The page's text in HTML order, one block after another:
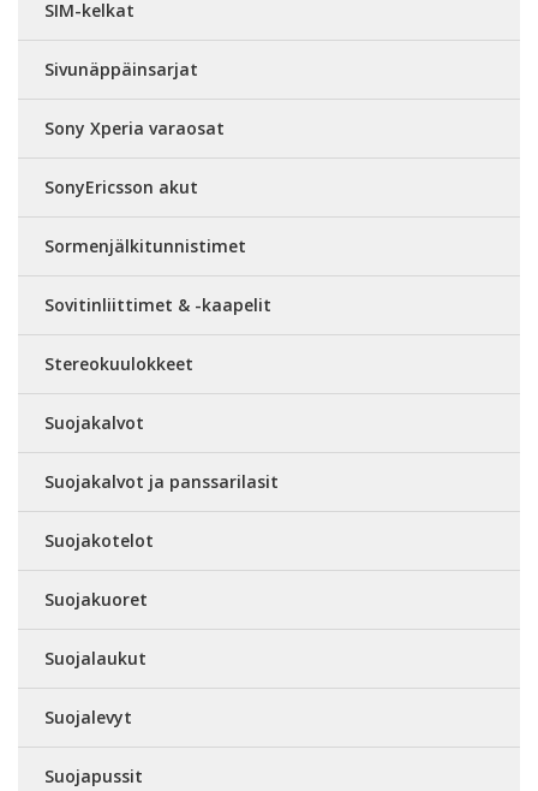
SIM-kelkat
Sivunäppäinsarjat
Sony Xperia varaosat
SonyEricsson akut
Sormenjälkitunnistimet
Sovitinliittimet & -kaapelit
Stereokuulokkeet
Suojakalvot
Suojakalvot ja panssarilasit
Suojakotelot
Suojakuoret
Suojalaukut
Suojalevyt
Suojapussit